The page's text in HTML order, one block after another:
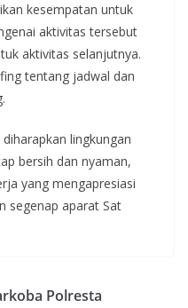
kesempatan untuk
aktivitas tersebut
aktivitas selanjutnya.
tentang jadwal dan
lingkungan
bersih dan nyaman,
yang mengapresiasi
segenap aparat Sat
Polresta